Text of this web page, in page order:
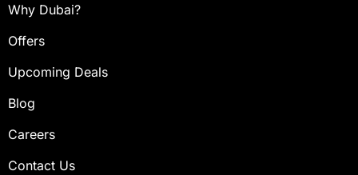
Why Dubai?
Offers
Upcoming Deals
Blog
Careers
Contact Us